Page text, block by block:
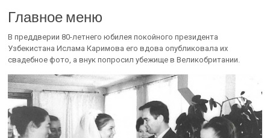
Главное меню
В преддверии 80-летнего юбилея покойного президента
Узбекистана Ислама Каримова его вдова опубликовала их
свадебное фото, а внук попросил убежище в Великобритании.